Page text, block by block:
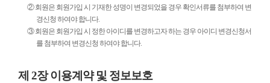
② 회원은 회원가입 시 기재한 성명이 변경되었을 경우 확인서류를 첨부하여 변
경신청 하여야 합니다.
③ 회원은 회원가입 시 정한 아이디를 변경하고자 하는 경우 아이디 변경신청서
를 첨부하여 변경신청 하여야 합니다.
제 2장 이용계약 및 정보보호